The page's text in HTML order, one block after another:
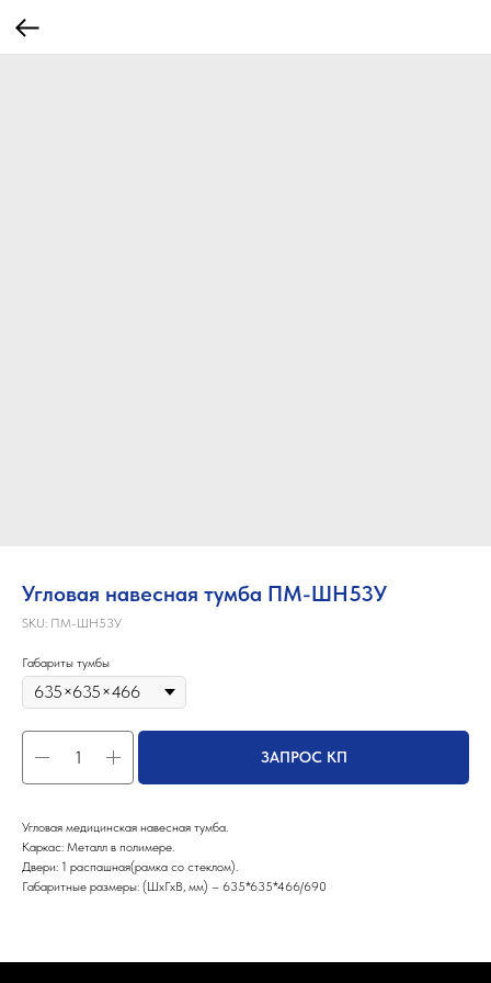
Угловая навесная тумба ПМ-ШН53У
SKU: ПМ-ШН53У
Габариты тумбы
ЗАПРОС КП
Угловая медицинская навесная тумба.
Каркас: Металл в полимере.
Двери: 1 распашная(рамка со стеклом).
Габаритные размеры: (ШхГхВ, мм) – 635*635*466/690